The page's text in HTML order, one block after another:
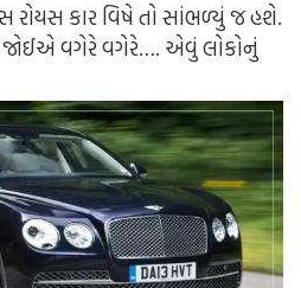
રોયસ કાર વિષેતોસાંભળ્યુંજહશે.
જોઈએવગેરેવગેરે…. એવું લોકોનું